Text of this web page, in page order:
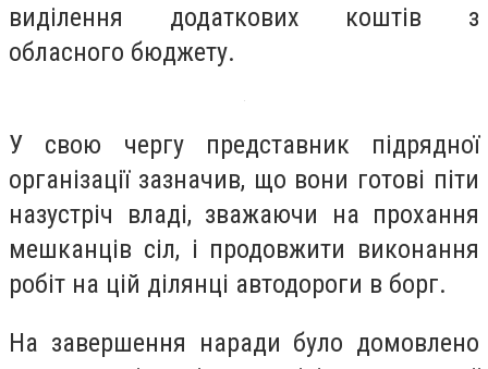
виділення додаткових коштів з
обласного бюджету.
У свою чергу представник підрядної
організації зазначив, що вони готові піти
назустріч владі, зважаючи на прохання
мешканців сіл, і продовжити виконання
робіт на цій ділянці автодороги в борг.
На завершення наради було домовлено